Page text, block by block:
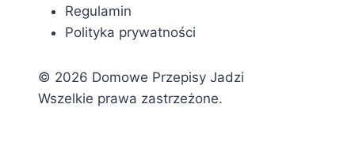
Regulamin
Polityka prywatności
© 2026 Domowe Przepisy Jadzi
Wszelkie prawa zastrzeżone.